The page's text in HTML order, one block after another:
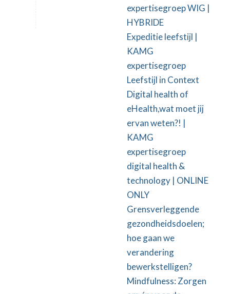
expertisegroep WIG |
HYBRIDE
Expeditie leefstijl |
KAMG
expertisegroep
Leefstijl in Context
Digital health of
eHealth,wat moet jij
ervan weten?! |
KAMG
expertisegroep
digital health &
technology | ONLINE
ONLY
Grensverleggende
gezondheidsdoelen;
hoe gaan we
verandering
bewerkstelligen?
Mindfulness: Zorgen